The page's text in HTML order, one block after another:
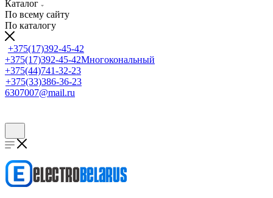
Каталог
По всему сайту
По каталогу
+375(17)392-45-42
+375(17)392-45-42Многокональный
+375(44)741-32-23
+375(33)386-36-23
6307007@mail.ru